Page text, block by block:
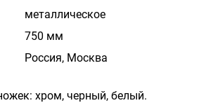
металлическое
750 мм
Россия, Москва
хром, черный, белый.